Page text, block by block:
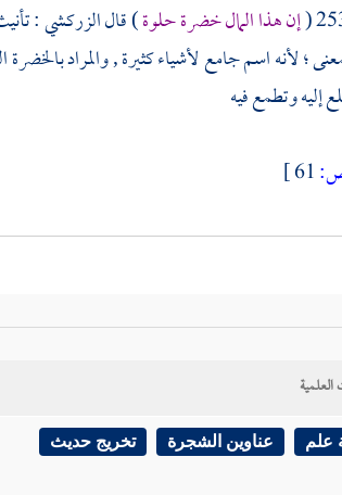
إن هذا المال خضرة حلوة) قالالزركشي:
؛ لأنه اسم جامع لأشياء كثيرة , والمراد
إليه وتطمع فيه
علم عناوين الشجرة تخريج حديث